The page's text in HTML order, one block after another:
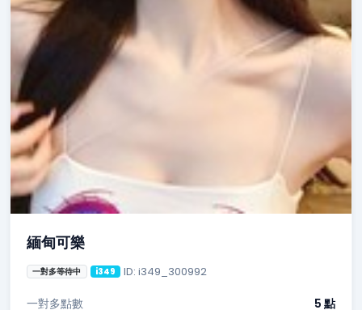
緬甸可樂
一對多等待中 i349 ID: i349_300992
一對多點數
5 點